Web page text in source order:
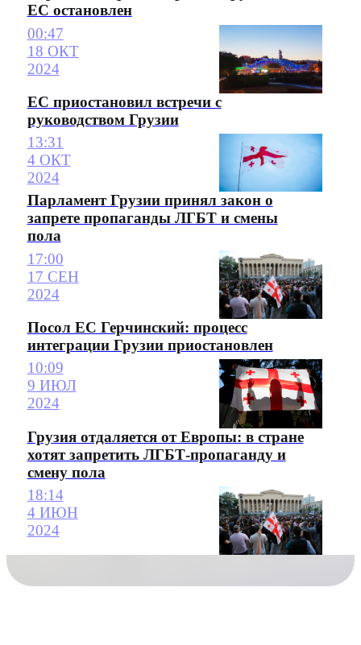
ЕС остановлен
00:47
18 ОКТ
2024
ЕС приостановил встречи с
руководством Грузии
13:31
4 ОКТ
2024
Парламент Грузии принял закон о
запрете пропаганды ЛГБТ и смены
пола
17:00
17 СЕН
2024
Посол ЕС Герчинский: процесс
интеграции Грузии приостановлен
10:09
9 ИЮЛ
2024
Грузия отдаляется от Европы: в стране
хотят запретить ЛГБТ-пропаганду и
смену пола
18:14
4 ИЮН
2024